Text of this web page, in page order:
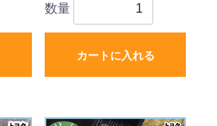
数量
カートに入れる